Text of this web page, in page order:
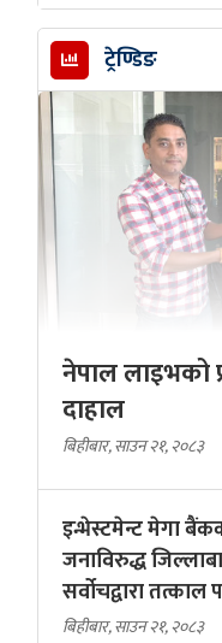
ट्रेण्डिङ
नेपाल लाइभको
दाहाल
बिहीबार, साउन २१, २०८३
इन्भेस्टमेन्ट मेगा
जनाविरुद्ध
सर्वोचद्वारा
बिहीबार, साउन २१, २०८३